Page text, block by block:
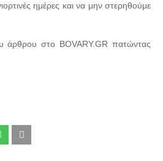
ημέρες και να μην στερηθούμε
άρθρου στο BOVARY.GR πατώντας